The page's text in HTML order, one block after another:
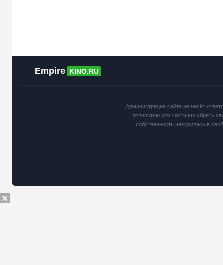
Empire KINO.RU
Администрация сайта не несёт
полностью или частично убрать
собственность находилась в